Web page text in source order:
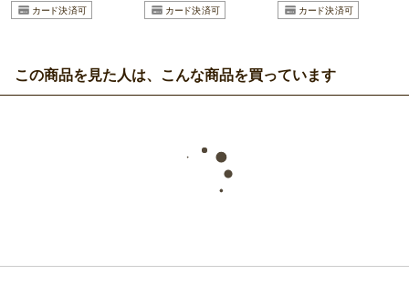
この商品を見た人は、こんな商品を買っています